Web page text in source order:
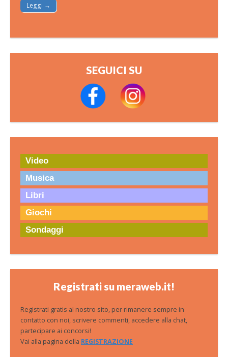
Leggi →
SEGUICI SU
Video
Musica
Libri
Giochi
Sondaggi
Registrati su meraweb.it!
Registrati gratis al nostro sito, per rimanere sempre in
contatto con noi, scrivere commenti, accedere alla chat,
partecipare ai concorsi!
Vai alla pagina della REGISTRAZIONE